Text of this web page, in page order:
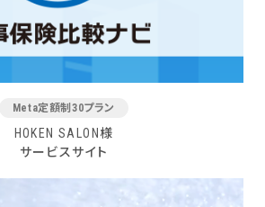
Meta定額制30プラン
HOKEN SALON様
サービスサイト